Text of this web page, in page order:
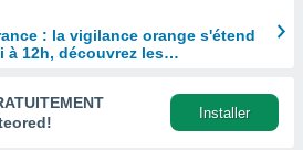
: la vigilance orange s'étend
à 12h, découvrez les
Installer